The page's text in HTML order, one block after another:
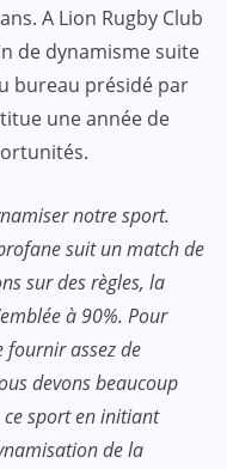
A Lion Rugby Club
de dynamisme suite
bureau présidé par
une année de
notre sport.
suit un match de
sur des règles, la
à 90%. Pour
fournir assez de
devons beaucoup
sport en initiant
de la